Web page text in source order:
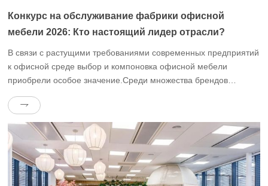
Конкурс на обслуживание фабрики офисной
мебели 2026: Кто настоящий лидер отрасли?
В связи с растущими требованиями современных предприятий
к офисной среде выбор и компоновка офисной мебели
приобрели особое значение.Среди множества брендов
именуемая “Офисная мебель Вэньи”) выделяется своими
превосходными продуктами и услугами.В этой статье мы
будем использовать конкретные данные и примеры для
сравнения и анализа услуг Wenyi office furniture […]